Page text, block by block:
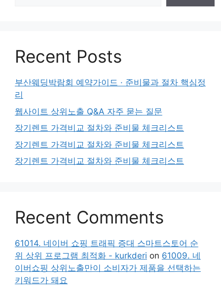
Recent Posts
부산웨딩박람회 예약가이드 · 준비물과 절차 핵심정
리
웹사이트 상위노출 Q&A 자주 묻는 질문
장기렌트 가격비교 절차와 준비물 체크리스트
장기렌트 가격비교 절차와 준비물 체크리스트
장기렌트 가격비교 절차와 준비물 체크리스트
Recent Comments
61014. 네이버 쇼핑 트래픽 증대 스마트스토어 순
위 상위 프로그램 최적화 - kurkderi on 61009. 네
이버쇼핑 상위노출만이 소비자가 제품을 선택하는
키워드가 돼요